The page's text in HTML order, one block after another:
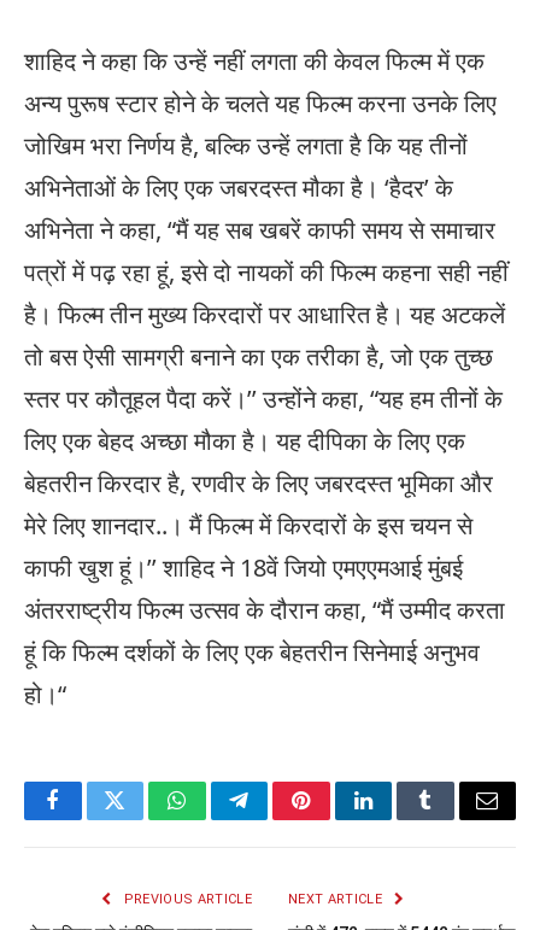
शाहिद ने कहा कि उन्हें नहीं लगता की केवल फिल्म में एक
अन्य पुरूष स्टार होने के चलते यह फिल्म करना उनके लिए
जोखिम भरा निर्णय है, बल्कि उन्हें लगता है कि यह तीनों
अभिनेताओं के लिए एक जबरदस्त मौका है। ‘हैदर’ के
अभिनेता ने कहा, “मैं यह सब खबरें काफी समय से समाचार
पत्रों में पढ़ रहा हूं, इसे दो नायकों की फिल्म कहना सही नहीं
है। फिल्म तीन मुख्य किरदारों पर आधारित है। यह अटकलें
तो बस ऐसी सामग्री बनाने का एक तरीका है, जो एक तुच्छ
स्तर पर कौतूहल पैदा करें।’’ उन्होंने कहा, “यह हम तीनों के
लिए एक बेहद अच्छा मौका है। यह दीपिका के लिए एक
बेहतरीन किरदार है, रणवीर के लिए जबरदस्त भूमिका और
मेरे लिए शानदार..। मैं फिल्म में किरदारों के इस चयन से
काफी खुश हूं।’’ शाहिद ने 18वें जियो एमएएमआई मुंबई
अंतरराष्ट्रीय फिल्म उत्सव के दौरान कहा, “मैं उम्मीद करता
हूं कि फिल्म दर्शकों के लिए एक बेहतरीन सिनेमाई अनुभव
हो।“
FacebookTwitterWhatsAppTelegramPinterestLinkedInTumblrEmail
PREVIOUS ARTICLE NEXT ARTICLE